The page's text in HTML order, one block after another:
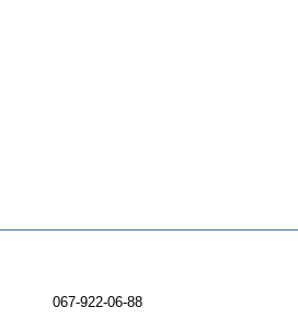
067-922-06-88